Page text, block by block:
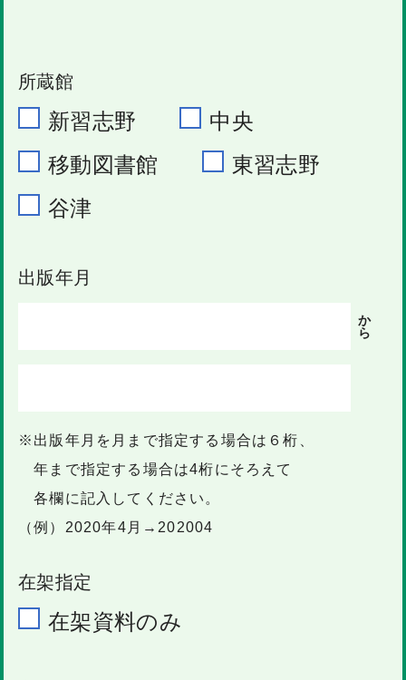
所蔵館
新習志野
中央
移動図書館
東習志野
谷津
出版年月
か
ら
※出版年月を月まで指定する場合は６桁、
年まで指定する場合は4桁にそろえて
各欄に記入してください。
（例）2020年4月→202004
在架指定
在架資料のみ